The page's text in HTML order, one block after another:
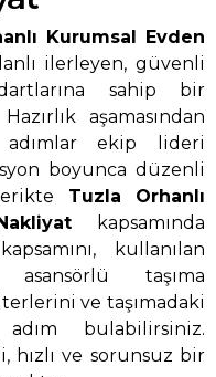
Kurumsal Evden
ilerleyen, güvenli
sahip bir
aşamasından
ekip lideri
boyunca düzenli
Tuzla Orhanlı
kapsamında
kullanılan
taşıma
ve taşımadaki
bulabilirsiniz.
hızlı ve sorunsuz bir